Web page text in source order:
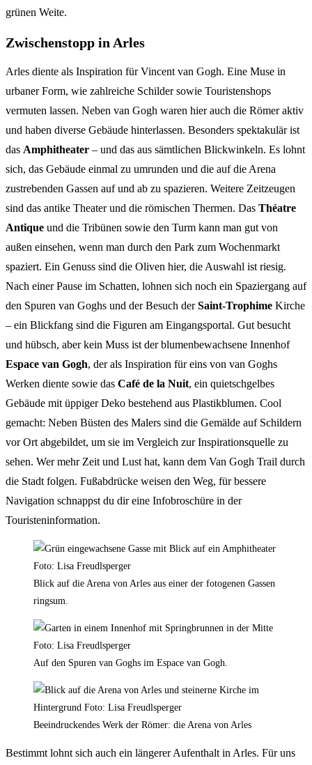
grünen Weite.
Zwischenstopp in Arles
Arles diente als Inspiration für Vincent van Gogh. Eine Muse in
urbaner Form, wie zahlreiche Schilder sowie Touristenshops
vermuten lassen. Neben van Gogh waren hier auch die Römer aktiv
und haben diverse Gebäude hinterlassen. Besonders spektakulär ist
das Amphitheater – und das aus sämtlichen Blickwinkeln. Es lohnt
sich, das Gebäude einmal zu umrunden und die auf die Arena
zustrebenden Gassen auf und ab zu spazieren. Weitere Zeitzeugen
sind das antike Theater und die römischen Thermen. Das Théatre
Antique und die Tribünen sowie den Turm kann man gut von
außen einsehen, wenn man durch den Park zum Wochenmarkt
spaziert. Ein Genuss sind die Oliven hier, die Auswahl ist riesig.
Nach einer Pause im Schatten, lohnen sich noch ein Spaziergang auf
den Spuren van Goghs und der Besuch derSaint-Trophime Kirche
– ein Blickfang sind die Figuren am Eingangsportal. Gut besucht
und hübsch, aber kein Muss ist der blumenbewachsene Innenhof
Espace van Gogh, der als Inspiration für eins von van Goghs
Werken diente sowie das Café de la Nuit, ein quietschgelbes
Gebäude mit üppiger Deko bestehend aus Plastikblumen. Cool
gemacht: Neben Büsten des Malers sind die Gemälde auf Schildern
vor Ort abgebildet, um sie im Vergleich zur Inspirationsquelle zu
sehen. Wer mehr Zeit und Lust hat, kann dem Van Gogh Trail durch
die Stadt folgen. Fußabdrücke weisen den Weg, für bessere
Navigation schnappst du dir eine Infobroschüre in der
Touristeninformation.
Blick auf die Arena von Arles aus einer der fotogenen Gassen
ringsum.
Auf den Spuren van Goghs im Espace van Gogh.
Beeindruckendes Werk der Römer: die Arena von Arles
Bestimmt lohnt sich auch ein längerer Aufenthalt in Arles. Für uns